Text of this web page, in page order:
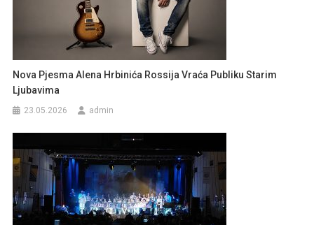
Nova Pjesma Alena Hrbinića Rossija Vraća Publiku Starim
Ljubavima
23.05.2026 admin